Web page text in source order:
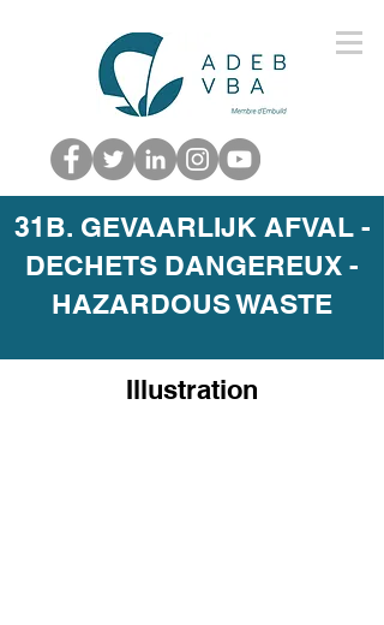
31B. GEVAARLIJK AFVAL -
DECHETS DANGEREUX -
HAZARDOUS WASTE
Illustration